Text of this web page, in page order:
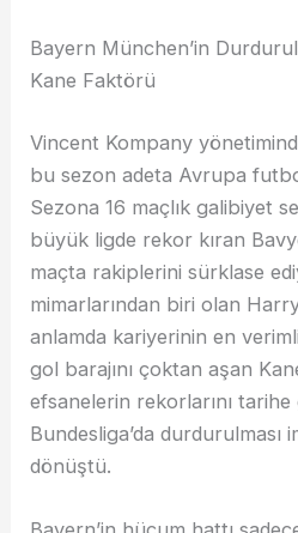
Bayern München’in
Kane Faktörü
Vincent Kompany
bu sezon adeta Avrupa
Sezona 16 maçlık galibiyet
büyük ligde rekor kıran
maçta rakiplerini sürklase
mimarlarından biri olan
anlamda kariyerinin en
gol barajını çoktan aşan
efsanelerin rekorlarını
Bundesliga’da durdurulması
dönüştü.